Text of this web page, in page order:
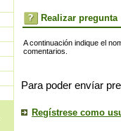
Realizar pregunta
A continuación indique el
comentarios.
Para poder envíar
Regístrese como